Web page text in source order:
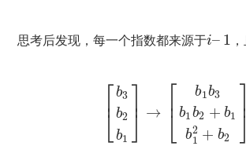
思考后发现，每一个指数都来源于i– 1
⎡
⎣
⎢ b3
b2
b1
⎤
⎦⎥ → ⎡
⎣
⎢ b1b3
b1b2 + b1
b2
1 + b2
⎤
⎦⎥